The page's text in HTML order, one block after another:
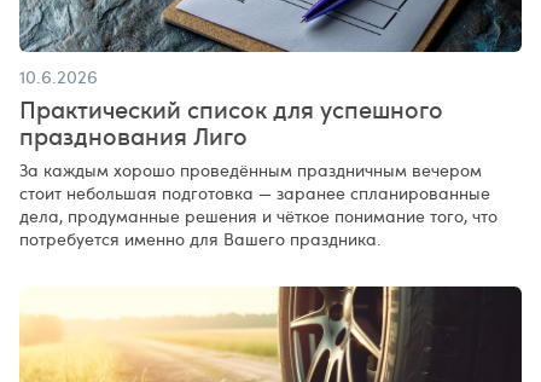
10.6.2026
Практический список для успешного
празднования Лиго
За каждым хорошо проведённым праздничным вечером
стоит небольшая подготовка — заранее спланированные
дела, продуманные решения и чёткое понимание того, что
потребуется именно для Вашего праздника.